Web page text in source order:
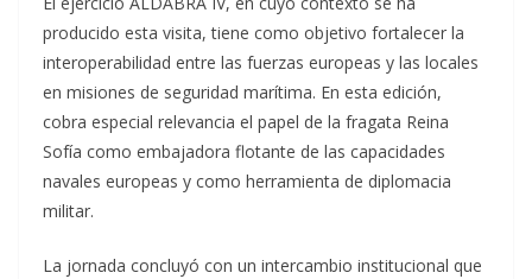
producido esta visita, tiene como objetivo fortalecer la
interoperabilidad entre las fuerzas europeas y las locales
en misiones de seguridad marítima. En esta edición,
cobra especial relevancia el papel de la fragata Reina
Sofía como embajadora flotante de las capacidades
navales europeas y como herramienta de diplomacia
militar.
La jornada concluyó con un intercambio institucional que